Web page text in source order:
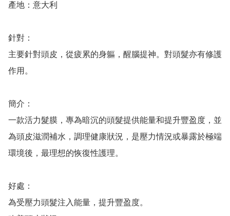
產地：意大利
針對：
主要針對頭皮，從疲累的身軀，醒腦提神。對頭髮亦有修護
作用。
簡介：
一款活力髮膜，專為暗沉的頭髮提供能量和提升豐盈度，並
為頭皮滋潤補水，調理健康狀況，是壓力情況或暴露於極端
環境後，最理想的恢復性護理。
好處：
為受壓力頭髮注入能量，提升豐盈度。